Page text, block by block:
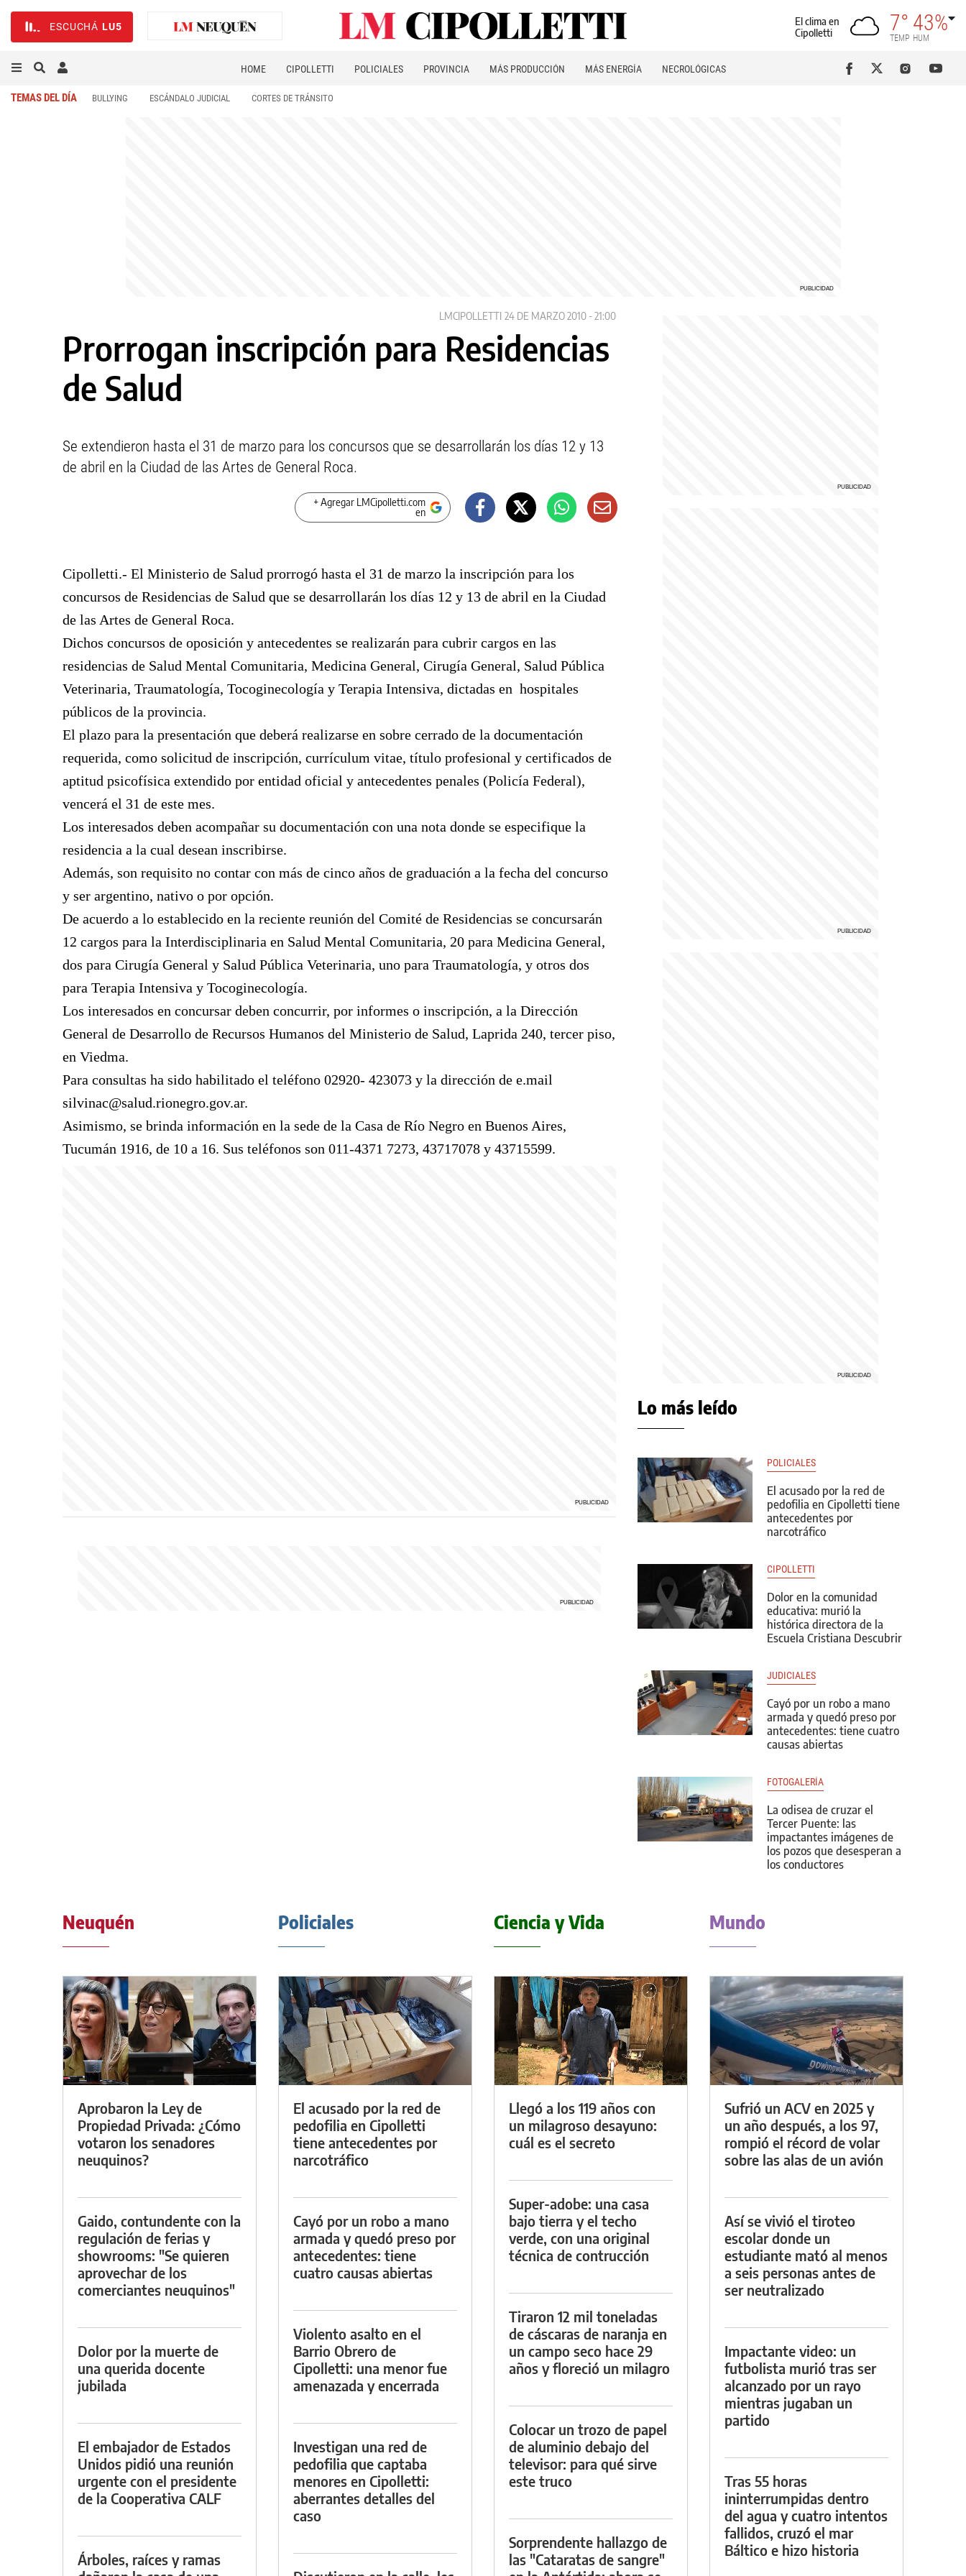
ESCUCHÁ LU5
El clima en
Cipolletti
7°
TEMP
43%
HUM
HOME CIPOLLETTI POLICIALES PROVINCIA MÁS PRODUCCIÓN MÁS ENERGÍA NECROLÓGICAS
TEMAS DEL DÍA BULLYING ESCÁNDALO JUDICIAL CORTES DE TRÁNSITO
LMCIPOLLETTI 24 DE MARZO 2010 - 21:00
Prorrogan inscripción para Residencias
de Salud
Se extendieron hasta el 31 de marzo para los concursos que se desarrollarán los días 12 y 13
de abril en la Ciudad de las Artes de General Roca.
+ Agregar LMCipolletti.com
en
Cipolletti.- El Ministerio de Salud prorrogó hasta el 31 de marzo la inscripción para los
concursos de Residencias de Salud que se desarrollarán los días 12 y 13 de abril en la Ciudad
de las Artes de General Roca.
Dichos concursos de oposición y antecedentes se realizarán para cubrir cargos en las
residencias de Salud Mental Comunitaria, Medicina General, Cirugía General, Salud Pública
Veterinaria, Traumatología, Tocoginecología y Terapia Intensiva, dictadas en hospitales
públicos de la provincia.
El plazo para la presentación que deberá realizarse en sobre cerrado de la documentación
requerida, como solicitud de inscripción, currículum vitae, título profesional y certificados de
aptitud psicofísica extendido por entidad oficial y antecedentes penales (Policía Federal),
vencerá el 31 de este mes.
Los interesados deben acompañar su documentación con una nota donde se especifique la
residencia a la cual desean inscribirse.
Además, son requisito no contar con más de cinco años de graduación a la fecha del concurso
y ser argentino, nativo o por opción.
De acuerdo a lo establecido en la reciente reunión del Comité de Residencias se concursarán
12 cargos para la Interdisciplinaria en Salud Mental Comunitaria, 20 para Medicina General,
dos para Cirugía General y Salud Pública Veterinaria, uno para Traumatología, y otros dos
para Terapia Intensiva y Tocoginecología.
Los interesados en concursar deben concurrir, por informes o inscripción, a la Dirección
General de Desarrollo de Recursos Humanos del Ministerio de Salud, Laprida 240, tercer piso,
en Viedma.
Para consultas ha sido habilitado el teléfono 02920- 423073 y la dirección de e.mail
silvinac@salud.rionegro.gov.ar.
Asimismo, se brinda información en la sede de la Casa de Río Negro en Buenos Aires,
Tucumán 1916, de 10 a 16. Sus teléfonos son 011-4371 7273, 43717078 y 43715599.
Lo más leído
POLICIALES
El acusado por la red de
pedofilia en Cipolletti tiene
antecedentes por
narcotráfico
CIPOLLETTI
Dolor en la comunidad
educativa: murió la
histórica directora de la
Escuela Cristiana Descubrir
JUDICIALES
Cayó por un robo a mano
armada y quedó preso por
antecedentes: tiene cuatro
causas abiertas
FOTOGALERÍA
La odisea de cruzar el
Tercer Puente: las
impactantes imágenes de
los pozos que desesperan a
los conductores
Neuquén
Aprobaron la Ley de
Propiedad Privada: ¿Cómo
votaron los senadores
neuquinos?
Gaido, contundente con la
regulación de ferias y
showrooms: "Se quieren
aprovechar de los
comerciantes neuquinos"
Dolor por la muerte de
una querida docente
jubilada
El embajador de Estados
Unidos pidió una reunión
urgente con el presidente
de la Cooperativa CALF
Árboles, raíces y ramas
Policiales
El acusado por la red de
pedofilia en Cipolletti
tiene antecedentes por
narcotráfico
Cayó por un robo a mano
armada y quedó preso por
antecedentes: tiene
cuatro causas abiertas
Violento asalto en el
Barrio Obrero de
Cipolletti: una menor fue
amenazada y encerrada
Investigan una red de
pedofilia que captaba
menores en Cipolletti:
aberrantes detalles del
caso
Ciencia y Vida
Llegó a los 119 años con
un milagroso desayuno:
cuál es el secreto
Super-adobe: una casa
bajo tierra y el techo
verde, con una original
técnica de contrucción
Tiraron 12 mil toneladas
de cáscaras de naranja en
un campo seco hace 29
años y floreció un milagro
Colocar un trozo de papel
de aluminio debajo del
televisor: para qué sirve
este truco
Sorprendente hallazgo de
las "Cataratas de sangre"
Mundo
Sufrió un ACV en 2025 y
un año después, a los 97,
rompió el récord de volar
sobre las alas de un avión
Así se vivió el tiroteo
escolar donde un
estudiante mató al menos
a seis personas antes de
ser neutralizado
Impactante video: un
futbolista murió tras ser
alcanzado por un rayo
mientras jugaban un
partido
Tras 55 horas
ininterrumpidas dentro
del agua y cuatro intentos
fallidos, cruzó el mar
Báltico e hizo historia